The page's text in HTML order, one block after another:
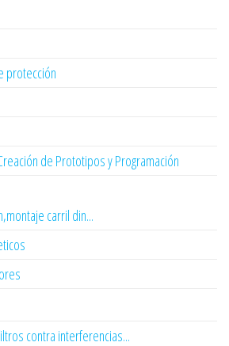
protección
de Prototipos y Programación
carril din...
contra interferencias...